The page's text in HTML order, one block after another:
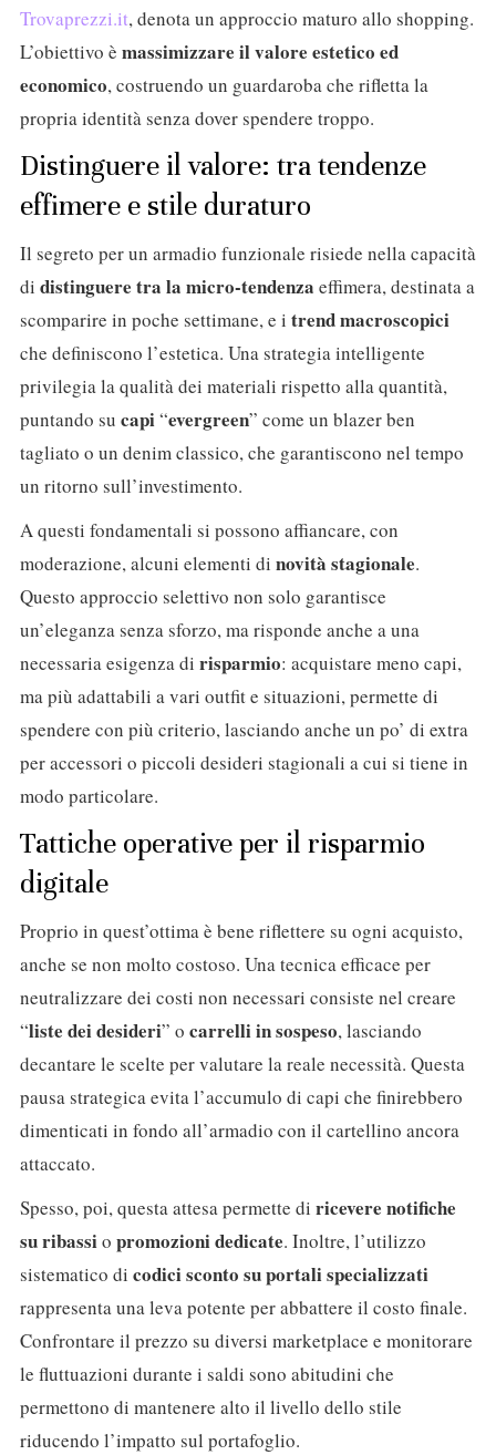
Trovaprezzi.it, denota un approccio maturo allo shopping.
L’obiettivo è massimizzare il valore estetico ed
economico, costruendo un guardaroba che rifletta la
propria identità senza dover spendere troppo.
Distinguere il valore: tra tendenze
effimere e stile duraturo
Il segreto per un armadio funzionale risiede nella capacità
di distinguere tra la micro-tendenza effimera, destinata a
scomparire in poche settimane, e i trend macroscopici
che definiscono l’estetica. Una strategia intelligente
privilegia la qualità dei materiali rispetto alla quantità,
puntando su capi“evergreen” come un blazer ben
tagliato o un denim classico, che garantiscono nel tempo
un ritorno sull’investimento.
A questi fondamentali si possono affiancare, con
moderazione, alcuni elementi di novità stagionale.
Questo approccio selettivo non solo garantisce
un’eleganza senza sforzo, ma risponde anche a una
necessaria esigenza di risparmio: acquistare meno capi,
ma più adattabili a vari outfit e situazioni, permette di
spendere con più criterio, lasciando anche un po’ di extra
per accessori o piccoli desideri stagionali a cui si tiene in
modo particolare.
Tattiche operative per il risparmio
digitale
Proprio in quest’ottima è bene riflettere su ogni acquisto,
anche se non molto costoso. Una tecnica efficace per
neutralizzare dei costi non necessari consiste nel creare
“liste dei desideri” o carrelli in sospeso, lasciando
decantare le scelte per valutare la reale necessità. Questa
pausa strategica evita l’accumulo di capi che finirebbero
dimenticati in fondo all’armadio con il cartellino ancora
attaccato.
Spesso, poi, questa attesa permette di ricevere notifiche
su ribassio promozioni dedicate. Inoltre, l’utilizzo
sistematico di codici sconto su portali specializzati
rappresenta una leva potente per abbattere il costo finale.
Confrontare il prezzo su diversi marketplace e monitorare
le fluttuazioni durante i saldi sono abitudini che
permettono di mantenere alto il livello dello stile
riducendo l’impatto sul portafoglio.